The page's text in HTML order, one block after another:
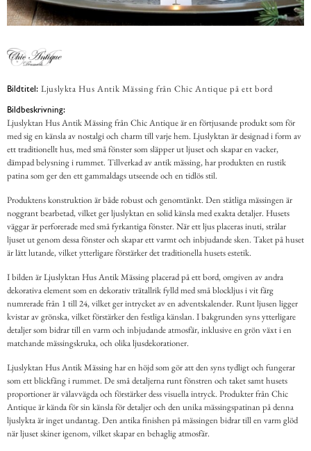
Bildtitel: Ljuslykta Hus Antik Mässing från Chic Antique på ett bord
Bildbeskrivning:
Ljuslyktan Hus Antik Mässing från Chic Antique är en förtjusande produkt som för
med sig en känsla av nostalgi och charm till varje hem. Ljuslyktan är designad i form av
ett traditionellt hus, med små fönster som släpper ut ljuset och skapar en vacker,
dämpad belysning i rummet. Tillverkad av antik mässing, har produkten en rustik
patina som ger den ett gammaldags utseende och en tidlös stil.
Produktens konstruktion är både robust och genomtänkt. Den ståtliga mässingen är
noggrant bearbetad, vilket ger ljuslyktan en solid känsla med exakta detaljer. Husets
väggar är perforerade med små fyrkantiga fönster. När ett ljus placeras inuti, strålar
ljuset ut genom dessa fönster och skapar ett varmt och inbjudande sken. Taket på huset
är lätt lutande, vilket ytterligare förstärker det traditionella husets estetik.
I bilden är Ljuslyktan Hus Antik Mässing placerad på ett bord, omgiven av andra
dekorativa element som en dekorativ trätallrik fylld med små blockljus i vit färg
numrerade från 1 till 24, vilket ger intrycket av en adventskalender. Runt ljusen ligger
kvistar av grönska, vilket förstärker den festliga känslan. I bakgrunden syns ytterligare
detaljer som bidrar till en varm och inbjudande atmosfär, inklusive en grön växt i en
matchande mässingskruka, och olika ljusdekorationer.
Ljuslyktan Hus Antik Mässing har en höjd som gör att den syns tydligt och fungerar
som ett blickfång i rummet. De små detaljerna runt fönstren och taket samt husets
proportioner är välavvägda och förstärker dess visuella intryck. Produkter från Chic
Antique är kända för sin känsla för detaljer och den unika mässingspatinan på denna
ljuslykta är inget undantag. Den antika finishen på mässingen bidrar till en varm glöd
när ljuset skiner igenom, vilket skapar en behaglig atmosfär.